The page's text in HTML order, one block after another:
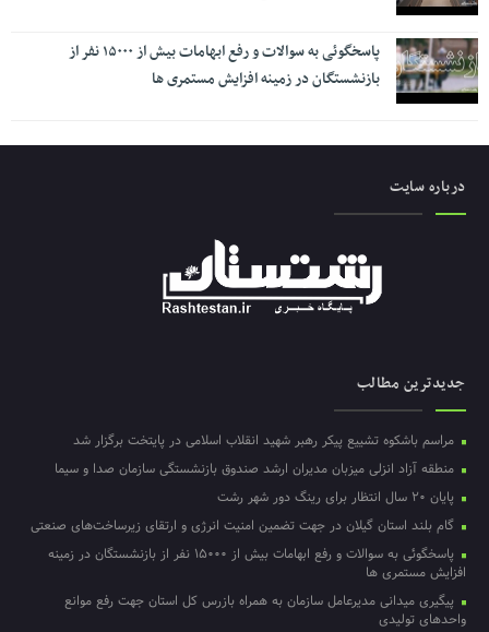
پاسخگوئی به سوالات و رفع ابهامات بیش از ۱۵۰۰۰ نفر از
بازنشستگان در زمینه افزایش مستمری ها
درباره سایت
جدیدترین مطالب
مراسم باشکوه تشییع پیکر رهبر شهید انقلاب اسلامی در پایتخت برگزار شد
منطقه آزاد انزلی میزبان مدیران ارشد صندوق بازنشستگی سازمان صدا و سیما
پایان ۲۰ سال انتظار برای رینگ دور شهر رشت
گام بلند استان گیلان در جهت تضمین امنیت انرژی و ارتقای زیرساخت‌های صنعتی
پاسخگوئی به سوالات و رفع ابهامات بیش از ۱۵۰۰۰ نفر از بازنشستگان در زمینه
افزایش مستمری ها
پیگیری میدانی مدیرعامل سازمان به همراه بازرس کل استان جهت رفع موانع
واحدهای تولیدی